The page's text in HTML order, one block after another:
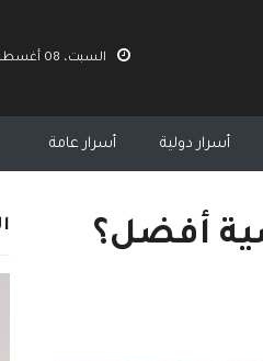
السبت، 08 أغسطس 2026 08:51 ص
أسرار دولية أسرار عامة
أفضل؟